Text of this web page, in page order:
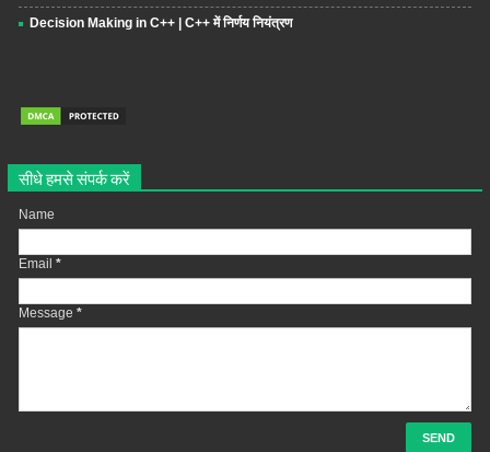
Decision Making in C++ | C++ में निर्णय नियंत्रण
सीधे हमसे संपर्क करें
Name
Email *
Message *